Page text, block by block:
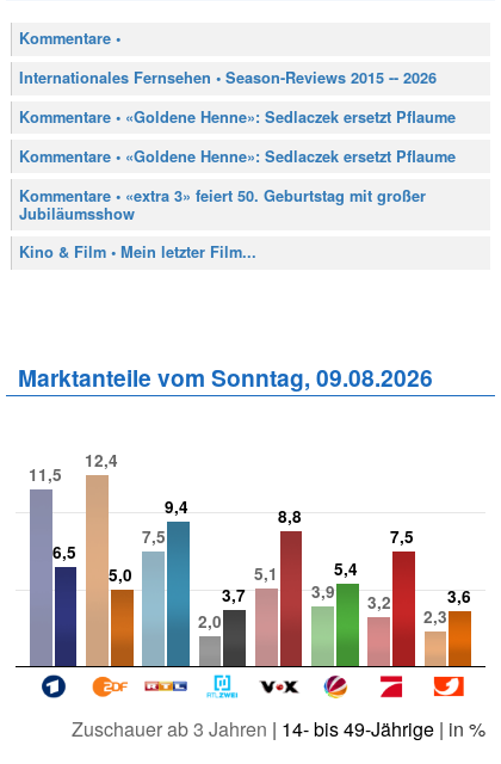
Kommentare •
Internationales Fernsehen • Season-Reviews 2015 -- 2026
Kommentare • «Goldene Henne»: Sedlaczek ersetzt Pflaume
Kommentare • «Goldene Henne»: Sedlaczek ersetzt Pflaume
Kommentare • «extra 3» feiert 50. Geburtstag mit großer
Jubiläumsshow
Kino & Film • Mein letzter Film...
Marktanteile vom Sonntag, 09.08.2026
11,5
12,4
7,5
2,0
5,1
3,9
3,2
2,3
6,5
5,0
9,4
3,7
8,8
5,4
7,5
3,6
Zuschauer ab 3 Jahren | 14- bis 49-Jährige| in %